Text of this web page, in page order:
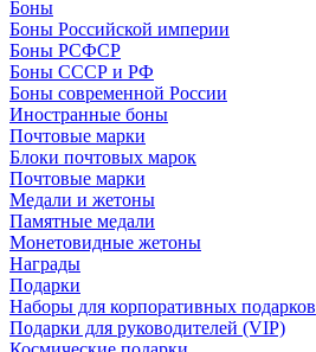
Боны
Боны Российской империи
Боны РСФСР
Боны СССР и РФ
Боны современной России
Иностранные боны
Почтовые марки
Блоки почтовых марок
Почтовые марки
Медали и жетоны
Памятные медали
Монетовидные жетоны
Награды
Подарки
Наборы для корпоративных подарков
Подарки для руководителей (VIP)